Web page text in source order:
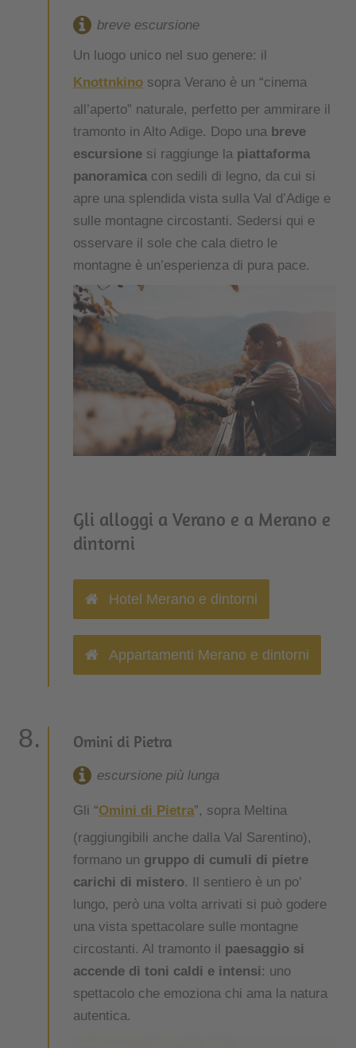
breve escursione
Un luogo unico nel suo genere: il
Knottnkino sopra Verano è un “cinema
all’aperto” naturale, perfetto per ammirare il
tramonto in Alto Adige. Dopo una breve
escursione si raggiunge la piattaforma
panoramica con sedili di legno, da cui si
apre una splendida vista sulla Val d’Adige e
sulle montagne circostanti. Sedersi qui e
osservare il sole che cala dietro le
montagne è un’esperienza di pura pace.
Gli alloggi a Verano e a Merano e
dintorni
Hotel Merano e dintorni
Appartamenti Merano e dintorni
Omini di Pietra
escursione più lunga
Gli “Omini di Pietra”, sopra Meltina
(raggiungibili anche dalla Val Sarentino),
formano un gruppo di cumuli di pietre
carichi di mistero. Il sentiero è un po’
lungo, però una volta arrivati si può godere
una vista spettacolare sulle montagne
circostanti. Al tramonto il paesaggio si
accende di toni caldi e intensi: uno
spettacolo che emoziona chi ama la natura
autentica.